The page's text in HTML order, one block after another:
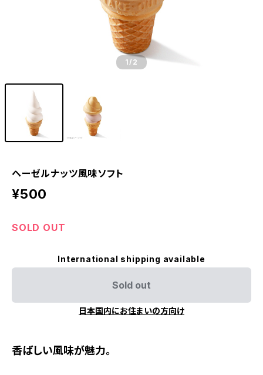
1 /2
ヘーゼルナッツ風味ソフト
¥500
SOLD OUT
International shipping available
Sold out
日本国内にお住まいの方向け
香ばしい風味が魅力。